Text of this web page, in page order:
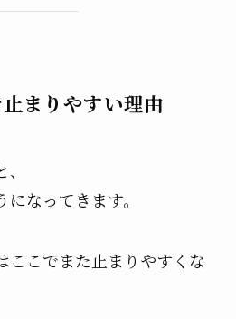
まりやすい理由
なってきます。
ここでまた止まりやすくな